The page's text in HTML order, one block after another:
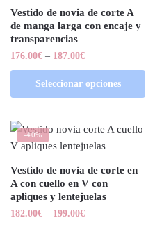
Vestido de novia de corte A
de manga larga con encaje y
transparencias
176.00€ – 187.00€
Seleccionar opciones
-40%
Vestido de novia de corte en
A con cuello en V con
apliques y lentejuelas
182.00€ – 199.00€